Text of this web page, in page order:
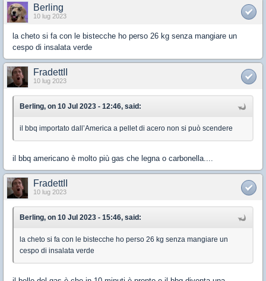
Berling
10 lug 2023
la cheto si fa con le bistecche ho perso 26 kg senza mangiare un
cespo di insalata verde
FradettII
10 lug 2023
Berling, on 10 Jul 2023 - 12:46, said:
il bbq importato dall’America a pellet di acero non si può scendere
il bbq americano è molto più gas che legna o carbonella....
FradettII
10 lug 2023
Berling, on 10 Jul 2023 - 15:46, said:
la cheto si fa con le bistecche ho perso 26 kg senza mangiare un
cespo di insalata verde